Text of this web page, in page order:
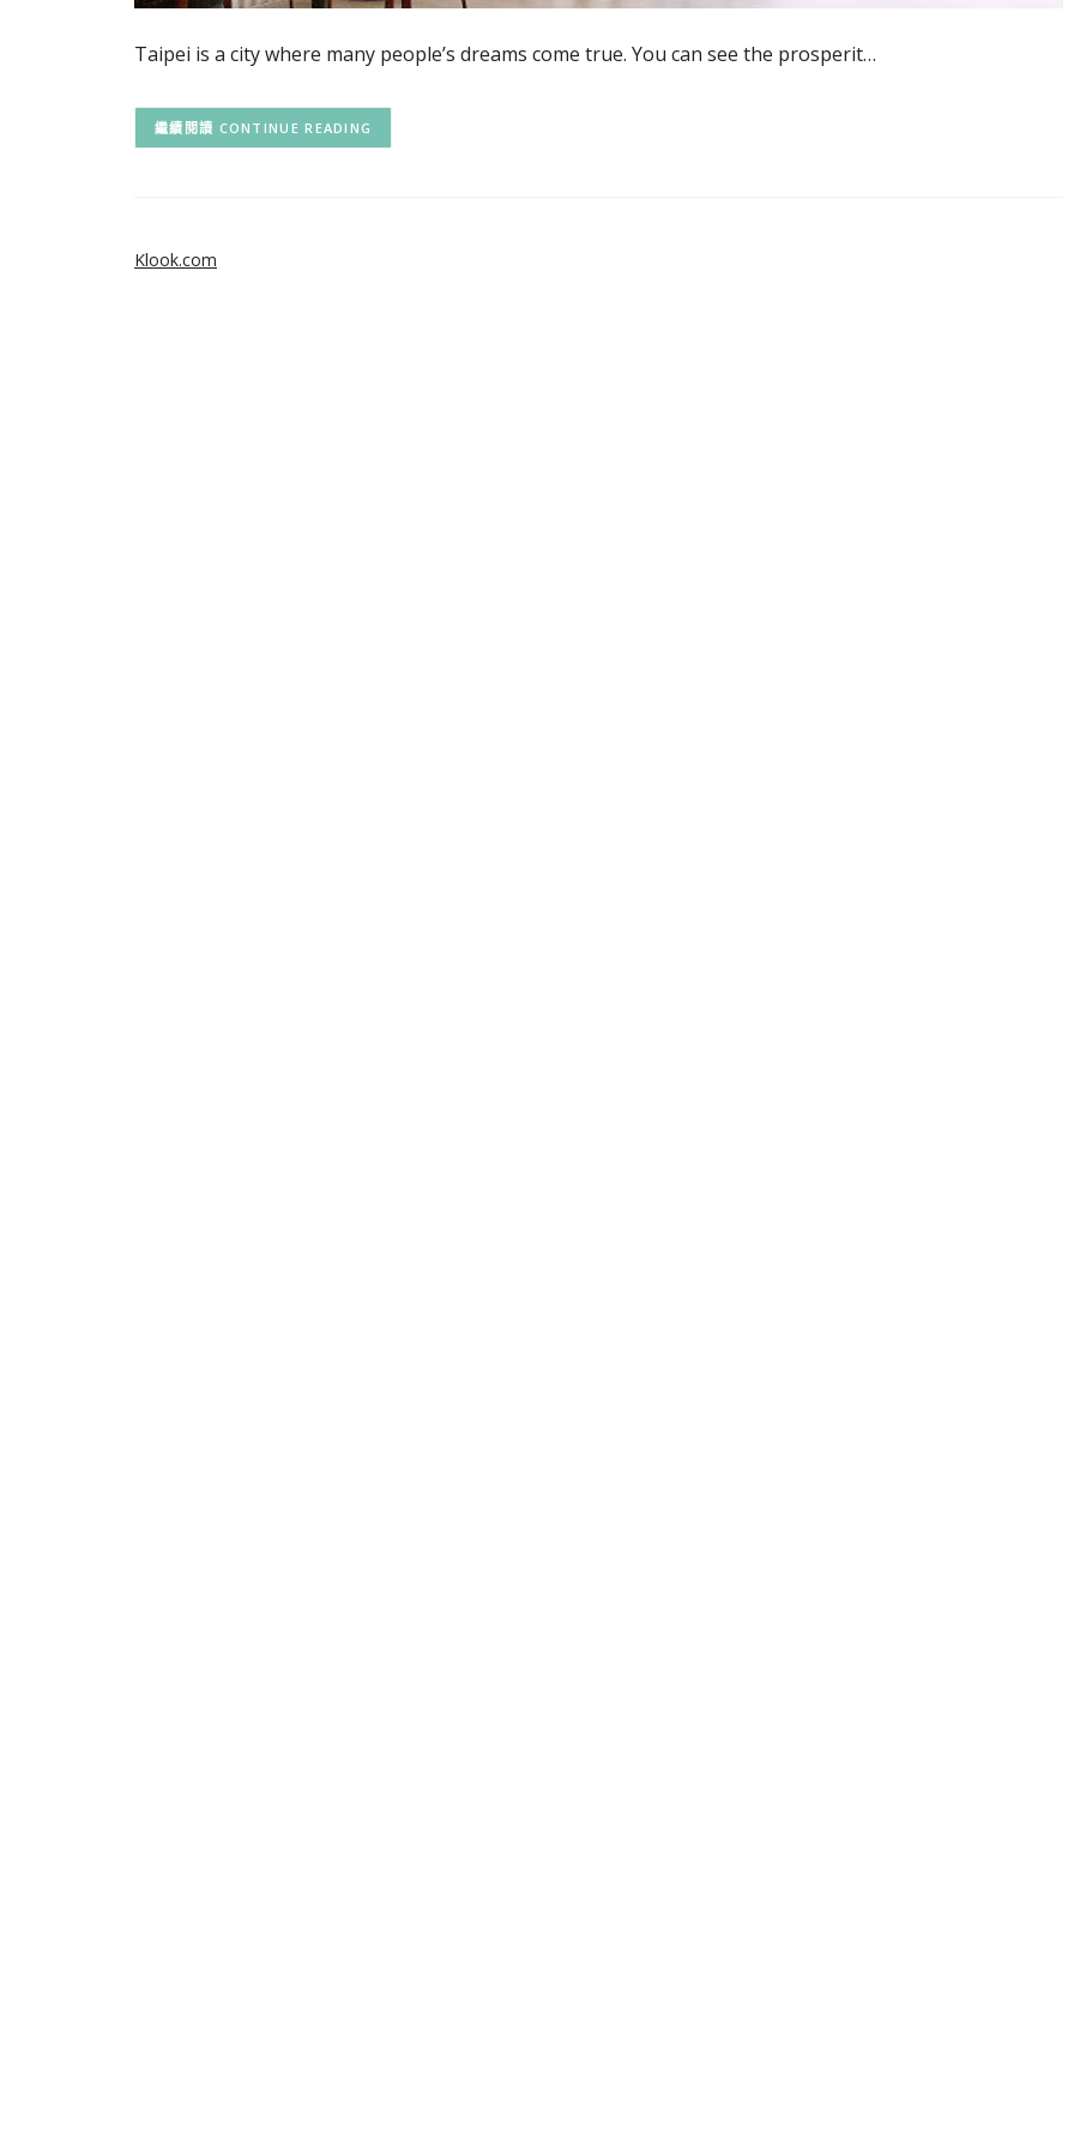
Taipei is a city where many people’s dreams come true. You can see the prosperit…
CONTINUE READING
Klook.com